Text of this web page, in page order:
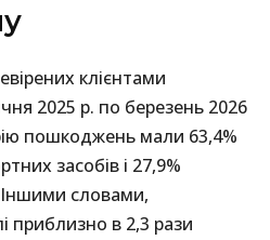
клієнтами
2025 р. по березень 2026
пошкоджень мали 63,4%
засобів і 27,9%
Іншими словами,
приблизно в 2,3 рази